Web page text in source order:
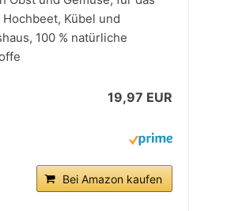
Kübel und
100 % natürliche
19,97 EUR
Bei Amazon kaufen